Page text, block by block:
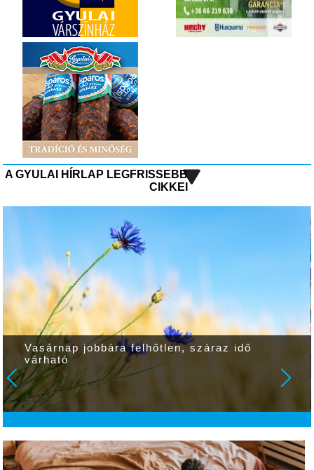
A GYULAI HÍRLAP LEGFRISSEBB
CIKKEI
Vasárnap jobbára felhőtlen, száraz idő
várható